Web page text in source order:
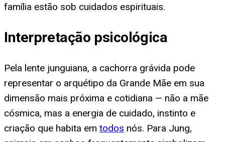
família estão sob cuidados espirituais.
Interpretação psicológica
Pela lente junguiana, a cachorra grávida pode
representar o arquétipo da Grande Mãe em sua
dimensão mais próxima e cotidiana — não a mãe
cósmica, mas a energia de cuidado, instinto e
criação que habita em todos nós. Para Jung,